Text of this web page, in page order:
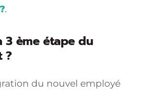
.
3 ème étape du
?
du nouvel employé